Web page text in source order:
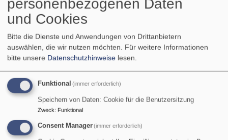
Breadcrumb
Startseite Luther und die Schwärmer
Luther und die
Schwärmer
Martin Luther und die „Zwickauer Propheten“
„...herausgetreten aus der Schande...“
personenbezogenen Daten
und Cookies
Bitte die Dienste und Anwendungen von Drittanbietern
auswählen, die wir nutzen möchten. Für weitere Informationen
bitte unsere Datenschutzhinweise lesen.
Funktional (immer erforderlich)
Speichern von Daten: Cookie für die Benutzersitzung
Zweck: Funktional
Consent Manager(immer erforderlich)